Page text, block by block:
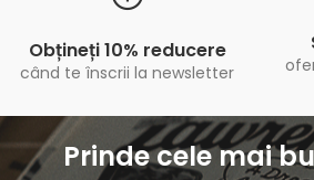
Obțineți 10% reducere
când te înscrii la newsletter
Prinde cele mai